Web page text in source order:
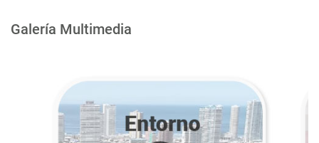
Galería Multimedia